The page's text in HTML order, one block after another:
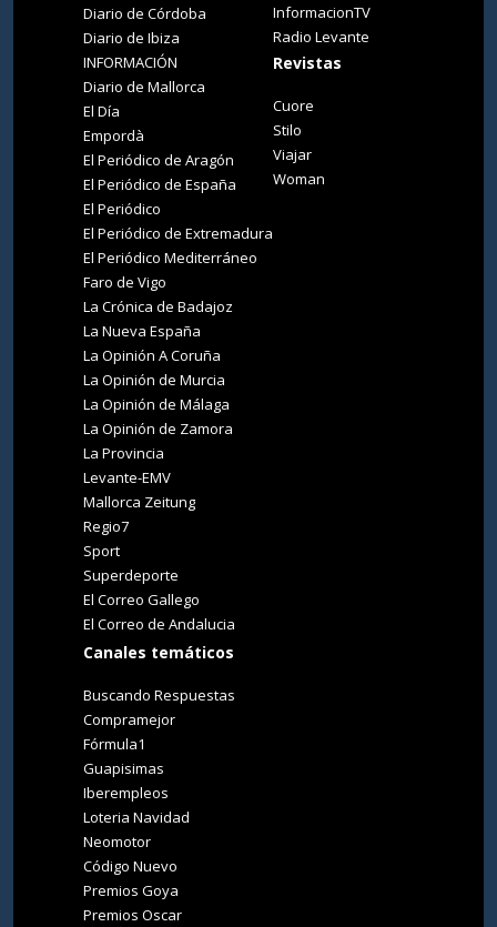
Diario de Córdoba
Diario de Ibiza
INFORMACIÓN
Diario de Mallorca
El Día
Empordà
El Periódico de Aragón
El Periódico de España
El Periódico
El Periódico de Extremadura
El Periódico Mediterráneo
Faro de Vigo
La Crónica de Badajoz
La Nueva España
La Opinión A Coruña
La Opinión de Murcia
La Opinión de Málaga
La Opinión de Zamora
La Provincia
Levante-EMV
Mallorca Zeitung
Regio7
Sport
Superdeporte
El Correo Gallego
El Correo de Andalucia
Canales temáticos
Buscando Respuestas
Compramejor
Fórmula1
Guapisimas
Iberempleos
Loteria Navidad
Neomotor
Código Nuevo
Premios Goya
Premios Oscar
InformacionTV
Radio Levante
Revistas
Cuore
Stilo
Viajar
Woman